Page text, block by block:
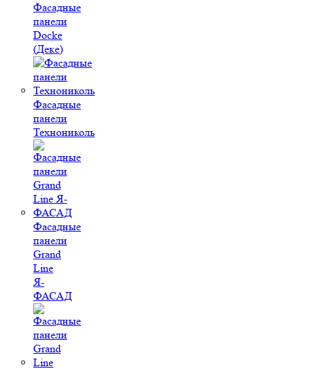
Фасадные
панели
Docke
(Деке)
Фасадные
панели
Технониколь
Фасадные
панели
Grand
Line
Я-
ФАСАД